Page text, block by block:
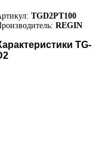
TGD2PT100
REGIN
TG-